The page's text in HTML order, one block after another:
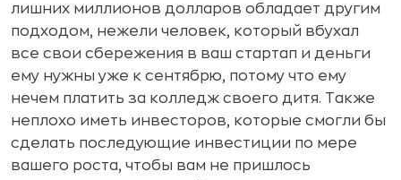
лишних миллионов долларов обладает другим
подходом, нежели человек, который вбухал
все свои сбережения в ваш стартап и деньги
ему нужны уже к сентябрю, потому что ему
нечем платить за колледж своего дитя. Также
неплохо иметь инвесторов, которые смогли бы
сделать последующие инвестиции по мере
вашего роста, чтобы вам не пришлось